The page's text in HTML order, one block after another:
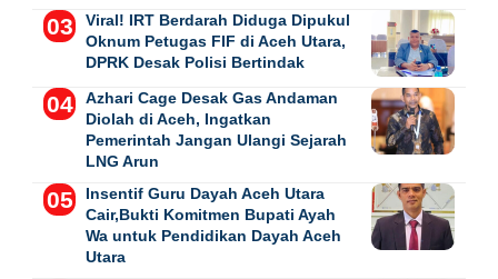
Viral! IRT Berdarah Diduga Dipukul
Oknum Petugas FIF di Aceh Utara,
DPRK Desak Polisi Bertindak
Azhari Cage Desak Gas Andaman
Diolah di Aceh, Ingatkan
Pemerintah Jangan Ulangi Sejarah
LNG Arun
Insentif Guru Dayah Aceh Utara
Cair,Bukti Komitmen Bupati Ayah
Wa untuk Pendidikan Dayah Aceh
Utara